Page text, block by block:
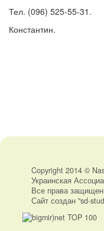
Тел. (096) 525-55-31.
Константин.
Copyright 2014 ©
Украинская
Все права
Сайт создан "sd-